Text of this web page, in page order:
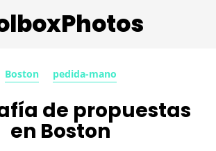
Boston pedida-mano
de propuestas
en Boston